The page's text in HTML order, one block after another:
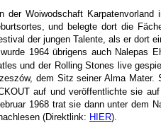
Woiwodschaft
und belegte dort die
der jungen Talente, als er dort
1964 übrigens auch Nalepas
und der Rolling Stones live
dem Sitz seiner Alma Mater.
auf und veröffentlichte sie
1968 trat sie dann unter dem
(Direktlink: HIER).